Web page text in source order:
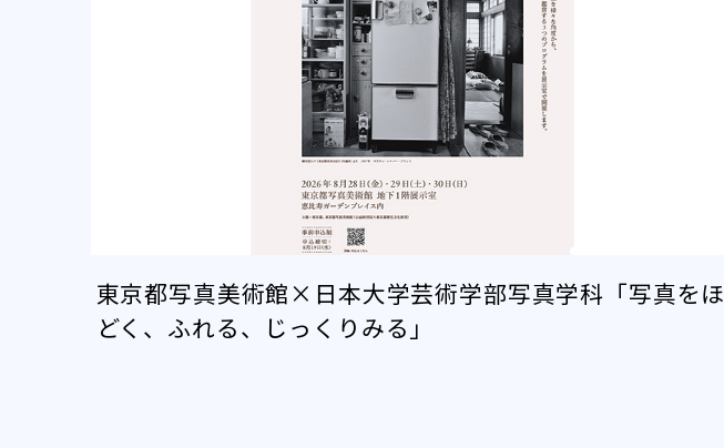
東京都写真美術館×日本大学芸術学部写真学科「写真をほ
どく、ふれる、じっくりみる」